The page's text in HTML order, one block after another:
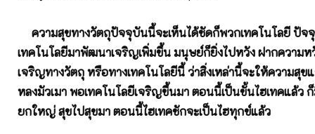
ความสุขทางวัตถุปัจจุบันนี้จะเห็นได้ชัดก็พวกเทคโนโลยี ปัจ
เทคโนโลยีมาพัฒนาเจริญเพิ่มขึ้น มนุษย์ก็ยิ่งไปหวัง ฝากความห
เจริญทางวัตถุ หรือทางเทคโนโลยีนี้ ว่าสิ่งเหล่านี้จะให้ความสุขแ
หลงมัวเมา พอเทคโนโลยีเจริญขึ้นมา ตอนนี้เป็นขั้นไฮเทคแล้ว
ยกใหญ่ สุขไปสุขมา ตอนนี้ไฮเทคชักจะเป็นไฮทุกข์แล้ว